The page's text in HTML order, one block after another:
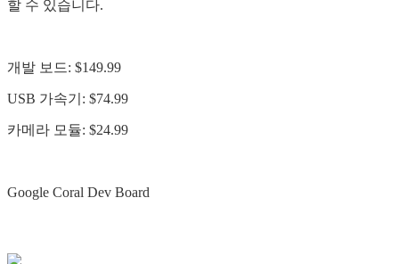
할 수 있습니다.
개발 보드: $149.99
USB 가속기: $74.99
카메라 모듈: $24.99
Google Coral Dev Board